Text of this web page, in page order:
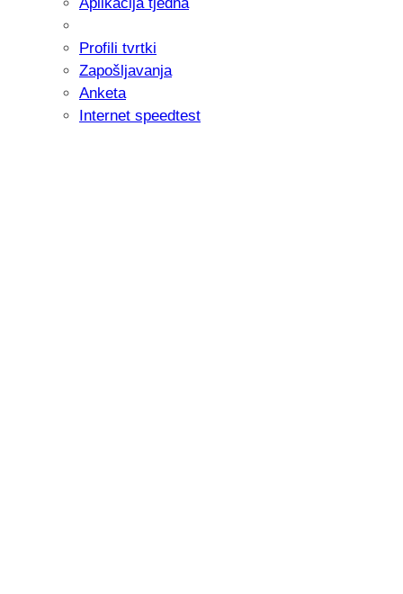
Profili tvrtki
Zapošljavanja
Anketa
Internet speedtest